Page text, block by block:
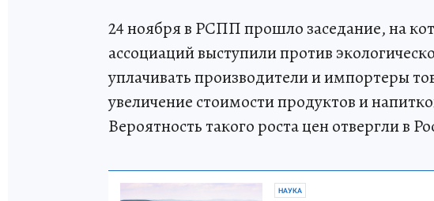
24 ноября в РСПП прошло заседание, на
ассоциаций выступили против
уплачивать производители и импортеры
увеличение стоимости продуктов и
Вероятность такого роста цен отвергли в
НАУКА